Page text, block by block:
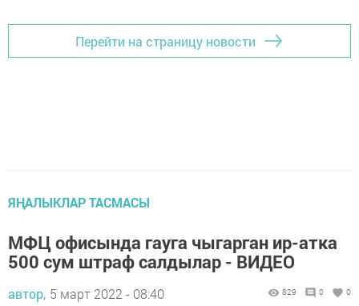
Перейти на страницу новости
ЯҢАЛЫКЛАР ТАСМАСЫ
МФЦ офисында гауга чыгарган ир-атка
500 сум штраф салдылар - ВИДЕО
автор, 5 март 2022 - 08:40 829 0 0